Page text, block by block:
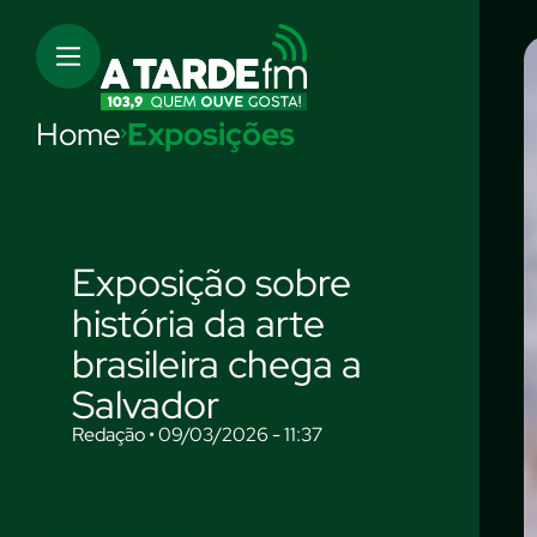
Home Exposições
Exposição sobre
história da arte
brasileira chega a
Salvador
Redação • 09/03/2026 - 11:37